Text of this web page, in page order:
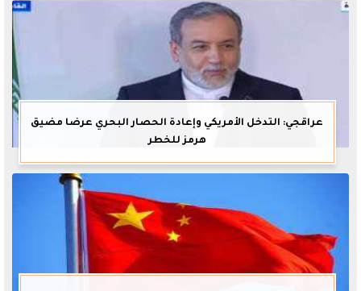
عراقجي: التدخل الأمريكي وإعادة الحصار البحري عرضا مضيق
هرمز للخطر